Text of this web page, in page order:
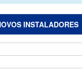
INSTALADORES